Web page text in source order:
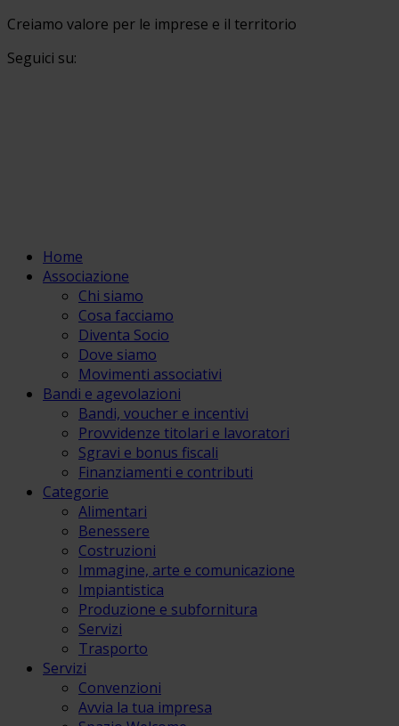
Creiamo valore per le imprese e il territorio
Seguici su:
Home
Associazione
Chi siamo
Cosa facciamo
Diventa Socio
Dove siamo
Movimenti associativi
Bandi e agevolazioni
Bandi, voucher e incentivi
Provvidenze titolari e lavoratori
Sgravi e bonus fiscali
Finanziamenti e contributi
Categorie
Alimentari
Benessere
Costruzioni
Immagine, arte e comunicazione
Impiantistica
Produzione e subfornitura
Servizi
Trasporto
Servizi
Convenzioni
Avvia la tua impresa